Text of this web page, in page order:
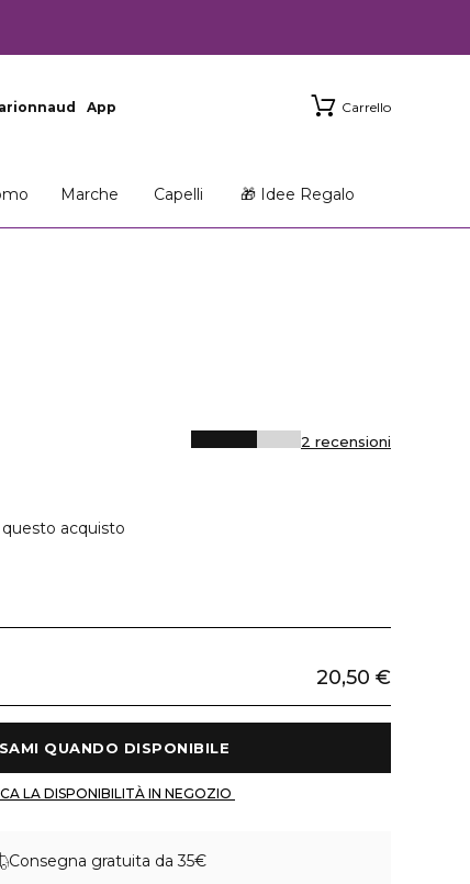
App Carrello
Marche Capelli 🎁 Idee Regalo
2 recensioni
questo acquisto
20,50 €
Consegna gratuita da 35€